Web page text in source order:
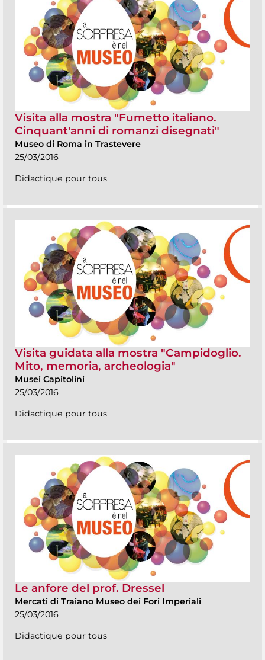
Visita alla mostra "Fumetto italiano.
Cinquant'anni di romanzi disegnati"
Museo di Roma in Trastevere
25/03/2016
Didactique pour tous
Visita guidata alla mostra "Campidoglio.
Mito, memoria, archeologia"
Musei Capitolini
25/03/2016
Didactique pour tous
Le anfore del prof. Dressel
Mercati di Traiano Museo dei Fori Imperiali
25/03/2016
Didactique pour tous